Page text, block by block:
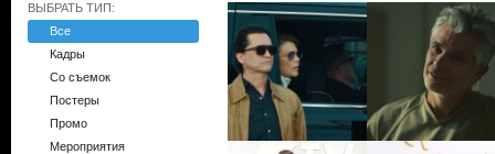
ВЫБРАТЬ ТИП:
Все
Кадры
Со съемок
Постеры
Промо
Мероприятия